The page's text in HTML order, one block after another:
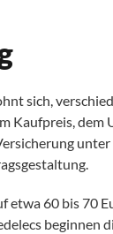
sich,
Kaufpreis, dem
unter
etwa 60 bis 70
beginnen